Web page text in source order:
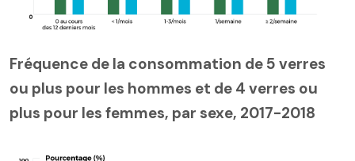
Fréquence de la consommation de 5 verres
ou plus pour les hommes et de 4 verres ou
plus pour les femmes, par sexe, 2017-2018